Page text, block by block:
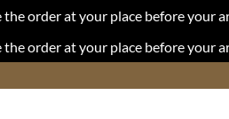
order at your place before your
order at your place before your